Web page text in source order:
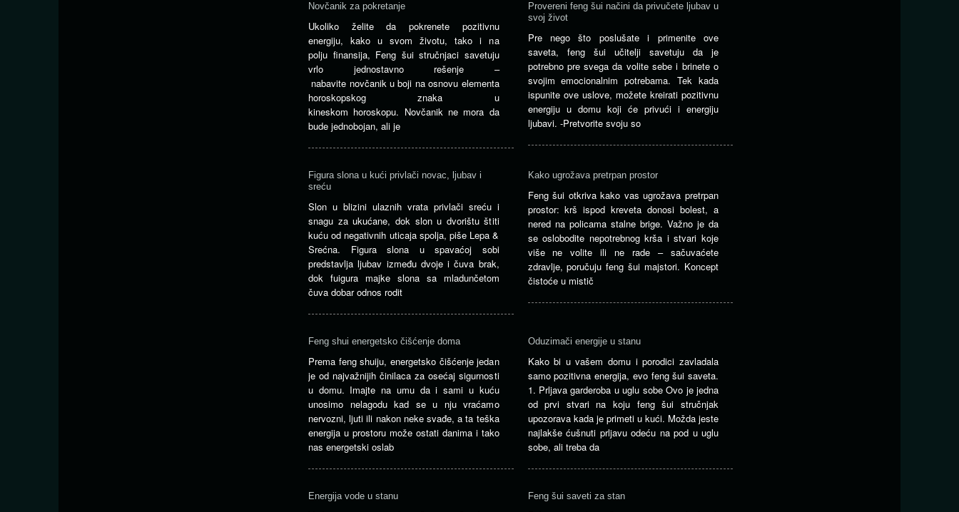
Novčanik za pokretanje
Ukoliko želite da pokrenete pozitivnu
energiju, kako u svom životu, tako i na
polju finansija, Feng šui stručnjaci savetuju
vrlo jednostavno rešenje –
nabavite novčanik u boji na osnovu elementa
horoskopskog znaka u
kineskom horoskopu. Novčanik ne mora da
bude jednobojan, ali je
Provereni feng šui načini da privučete ljubav u
svoj život
Pre nego što poslušate i primenite ove
saveta, feng šui učitelji savetuju da je
potrebno pre svega da volite sebe i brinete o
svojim emocionalnim potrebama. Tek kada
ispunite ove uslove, možete kreirati pozitivnu
energiju u domu koji će privući i energiju
ljubavi. -Pretvorite svoju so
Figura slona u kući privlači novac, ljubav i
sreću
Slon u blizini ulaznih vrata privlači sreću i
snagu za ukućane, dok slon u dvorištu štiti
kuću od negativnih uticaja spolja, piše Lepa &
Srećna. Figura slona u spavaćoj sobi
predstavlja ljubav između dvoje i čuva brak,
dok fuigura majke slona sa mladunčetom
čuva dobar odnos rodit
Kako ugrožava pretrpan prostor
Feng šui otkriva kako vas ugrožava pretrpan
prostor: krš ispod kreveta donosi bolest, a
nered na policama stalne brige. Važno je da
se oslobodite nepotrebnog krša i stvari koje
više ne volite ili ne rade – sačuvaćete
zdravlje, poručuju feng šui majstori. Koncept
čistoće u mistič
Feng shui energetsko čišćenje doma
Prema feng shuiju, energetsko čišćenje jedan
je od najvažnijih činilaca za osećaj sigurnosti
u domu. Imajte na umu da i sami u kuću
unosimo nelagodu kad se u nju vraćamo
nervozni, ljuti ili nakon neke svađe, a ta teška
energija u prostoru može ostati danima i tako
nas energetski oslab
Oduzimači energije u stanu
Kako bi u vašem domu i porodici zavladala
samo pozitivna energija, evo feng šui saveta.
1. Prljava garderoba u uglu sobe Ovo je jedna
od prvi stvari na koju feng šui stručnjak
upozorava kada je primeti u kući. Možda jeste
najlakše ćušnuti prljavu odeću na pod u uglu
sobe, ali treba da
Energija vode u stanu Feng šui saveti za stan